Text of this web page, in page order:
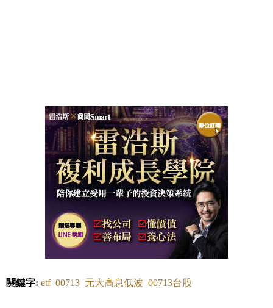
關鍵字: etf 00713 元大高息低波 00713台股